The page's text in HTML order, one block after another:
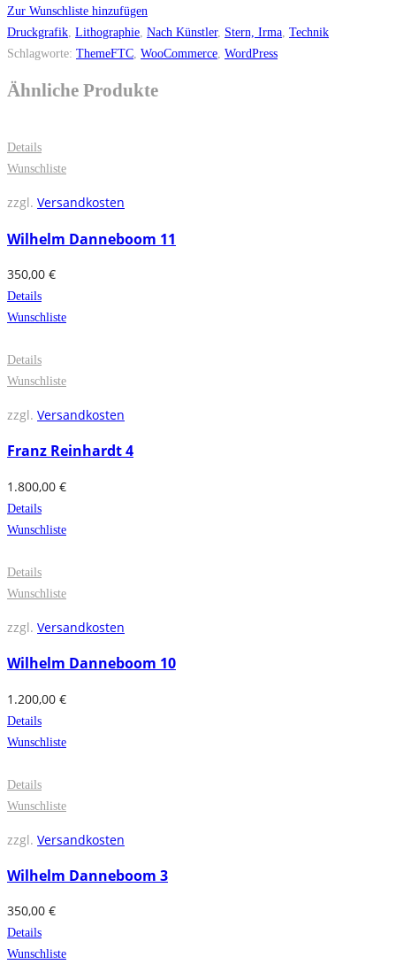
Zur Wunschliste hinzufügen
Druckgrafik Lithographie Nach Künstler, Stern, Irma Technik
Schlagworte: ThemeFTC WooCommerce WordPress
Ähnliche Produkte
Details
Wunschliste
zzgl. Versandkosten
Wilhelm Danneboom 11
350,00 €
Details
Wunschliste
Details
Wunschliste
zzgl. Versandkosten
Franz Reinhardt 4
1.800,00 €
Details
Wunschliste
Details
Wunschliste
zzgl. Versandkosten
Wilhelm Danneboom 10
1.200,00 €
Details
Wunschliste
Details
Wunschliste
zzgl. Versandkosten
Wilhelm Danneboom 3
350,00 €
Details
Wunschliste